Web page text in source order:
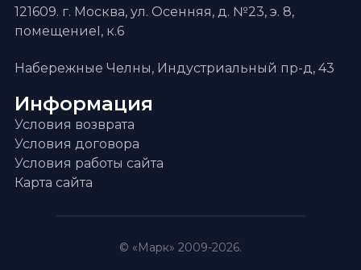
Информация
Условия возврата
Условия договора
Условия работы сайта
Карта сайта
121609. г. Москва, ул. Осенняя, д. №23, э. 8,
помещениеI, к.6
Набережные Челны, Индустриальный пр-д, 43
© «Марк» 2009-2026.